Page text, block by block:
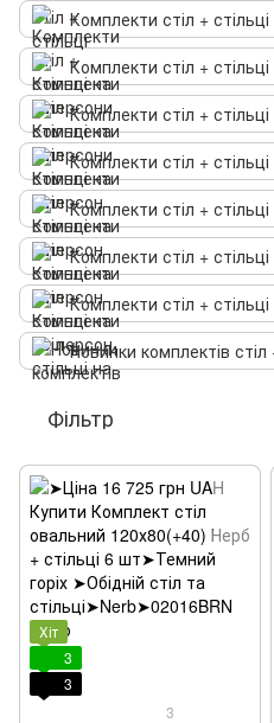
Комплекти стіл +
Комплекти стіл +
Комплекти стіл +
Комплекти стіл +
Комплекти стіл +
Комплекти стіл +
Комплекти стіл +
Новинки комплектів стіл
Фільтр
Хіт
3
3
3